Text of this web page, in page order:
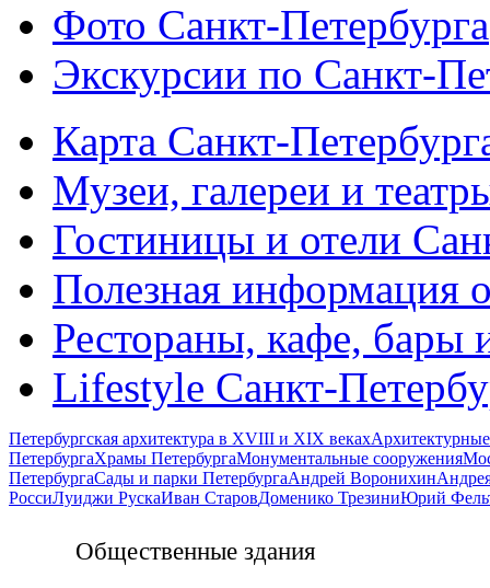
Фото Санкт-Петербурга
Экскурсии по Санкт-
Карта Санкт-
Музеи, галереи и
Гостиницы и отели
Полезная информация
Рестораны, кафе, бары
Lifestyle Санкт-
Петербургская архитектура в XVIII и XIX веках
ПетербургаХрамы ПетербургаМонументальные сооружения
ПетербургаСады и парки ПетербургаАндрей Воронихин
РоссиЛуиджи РускаИван СтаровДоменико ТрезиниЮрий
Общественные здания